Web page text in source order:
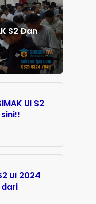
S2 Dan
UI S2
UI 2024
dari